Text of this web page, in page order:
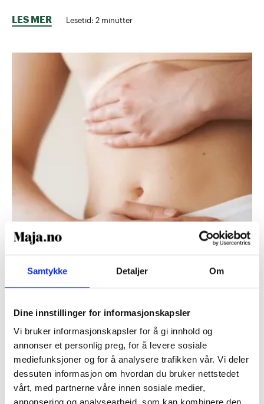
Samtykke Detaljer Om
Dine innstillinger for informasjonskapsler
Vi bruker informasjonskapsler for å gi innhold og
annonser et personlig preg, for å levere sosiale
mediefunksjoner og for å analysere trafikken vår. Vi deler
dessuten informasjon om hvordan du bruker nettstedet
vårt, med partnerne våre innen sosiale medier,
LES MER Lesetid: 2 minutter
SEKSUALHELSE
Endometriose: kan
tarmbakteriefloraen ha en